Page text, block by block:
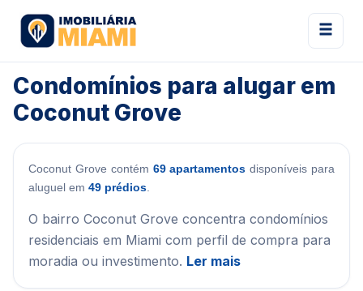
Condomínios para alugar em
Coconut Grove
Coconut Grove contém 69 apartamentos disponíveis para
aluguel em 49 prédios
O bairro Coconut Grove concentra condomínios
residenciais em Miami com perfil de compra para
moradia ou investimento. Ler mais